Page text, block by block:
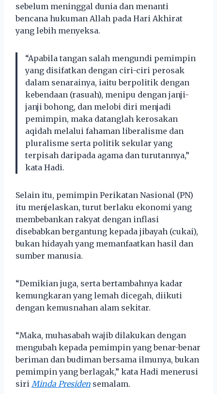
sebelum meninggal dunia dan menanti
bencana hukuman Allah pada Hari Akhirat
yang lebih menyeksa.
“Apabila tangan salah mengundi pemimpin
yang disifatkan dengan ciri-ciri perosak
dalam senarainya, iaitu berpolitik dengan
kebendaan (rasuah), menipu dengan janji-
janji bohong, dan melobi diri menjadi
pemimpin, maka datanglah kerosakan
aqidah melalui fahaman liberalisme dan
pluralisme serta politik sekular yang
terpisah daripada agama dan turutannya,”
kata Hadi.
Selain itu, pemimpin Perikatan Nasional (PN)
itu menjelaskan, turut berlaku ekonomi yang
membebankan rakyat dengan inflasi
disebabkan bergantung kepada jibayah (cukai),
bukan hidayah yang memanfaatkan hasil dan
sumber manusia.
“Demikian juga, serta bertambahnya kadar
kemungkaran yang lemah dicegah, diikuti
dengan kemusnahan alam sekitar.
“Maka, muhasabah wajib dilakukan dengan
mengubah kepada pemimpin yang benar-benar
beriman dan budiman bersama ilmunya, bukan
pemimpin yang berlagak,” kata Hadi menerusi
siri Minda Presiden semalam.